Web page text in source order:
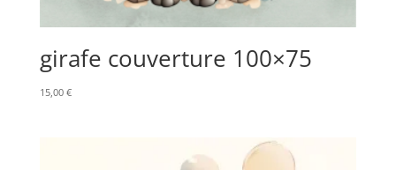
girafe couverture 100×75
15,00 €